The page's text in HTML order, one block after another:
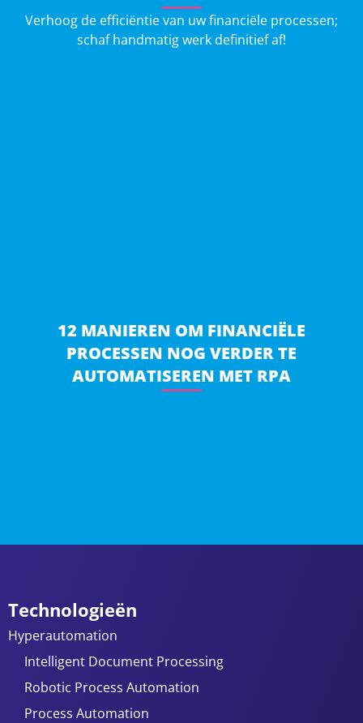
Verhoog de efficiëntie van uw financiële processen;
schaf handmatig werk definitief af!
12 MANIEREN OM FINANCIËLE
PROCESSEN NOG VERDER TE
AUTOMATISEREN MET RPA
Technologieën
Hyperautomation
Intelligent Document Processing
Robotic Process Automation
Process Automation